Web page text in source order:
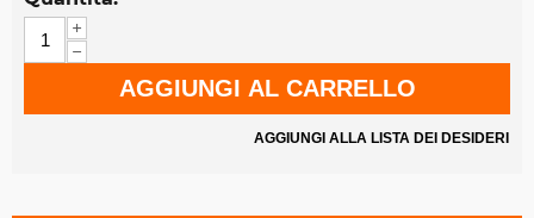
+
−
AGGIUNGI AL CARRELLO
AGGIUNGI ALLA LISTA DEI DESIDERI